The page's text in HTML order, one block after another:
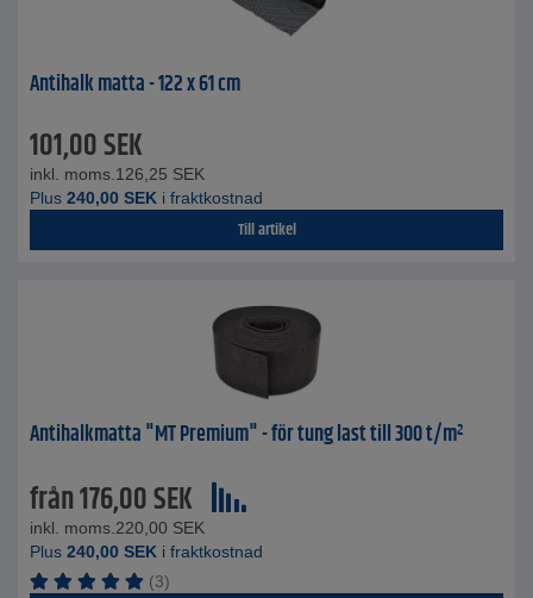
Antihalk matta - 122 x 61 cm
101,00SEK
inkl. moms. 126,25 SEK
Plus 240,00 SEK i fraktkostnad
Till artikel
Antihalkmatta "MT Premium" - för tung last till 300 t/m²
från176,00SEK
inkl. moms. 220,00 SEK
Plus 240,00 SEK i fraktkostnad
(3)